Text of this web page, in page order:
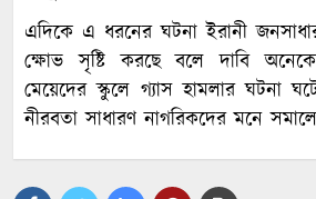
এদিকে এ ধরনের ঘটনা ইরানী
ক্ষোভ সৃষ্টি করছে বলে দাবি
মেয়েদের স্কুলে গ্যাস হামলার ঘটনা
নীরবতা সাধারণ নাগরিকদের মনে